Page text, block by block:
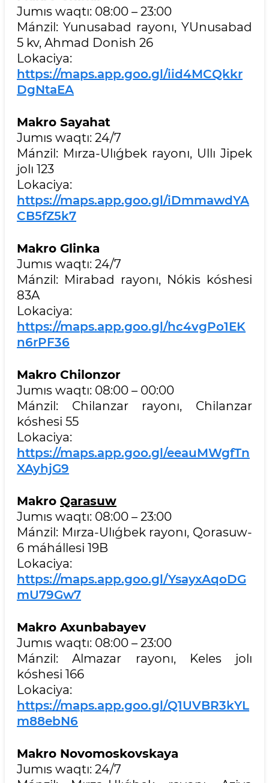
Jumıs waqtı: 08:00 – 23:00
Mánzil: Yunusabad rayonı, YUnusabad
5 kv, Ahmad Donish 26
Lokaciya:
https://maps.app.goo.gl/iid4MCQkkr
DgNtaEA
Makro Sayahat
Jumıs waqtı: 24/7
Mánzil: Mırza-Ulıǵbek rayonı, Ullı Jipek
jolı 123
Lokaciya:
https://maps.app.goo.gl/iDmmawdYA
CB5fZ5k7
Makro Glinka
Jumıs waqtı: 24/7
Mánzil: Mirabad rayonı, Nókis kóshesi
83A
Lokaciya:
https://maps.app.goo.gl/hc4vgPo1EK
n6rPF36
Makro Chilonzor
Jumıs waqtı: 08:00 – 00:00
Mánzil: Chilanzar rayonı, Chilanzar
kóshesi 55
Lokaciya:
https://maps.app.goo.gl/eeauMWgfTn
XAyhjG9
Makro Qarasuw
Jumıs waqtı: 08:00 – 23:00
Mánzil: Mırza-Ulıǵbek rayonı, Qorasuw-
6 máhállesi 19B
Lokaciya:
https://maps.app.goo.gl/YsayxAqoDG
mU79Gw7
Makro Axunbabayev
Jumıs waqtı: 08:00 – 23:00
Mánzil: Almazar rayonı, Keles jolı
kóshesi 166
Lokaciya:
https://maps.app.goo.gl/Q1UVBR3kYL
m88ebN6
Makro Novomoskovskaya
Jumıs waqtı: 24/7